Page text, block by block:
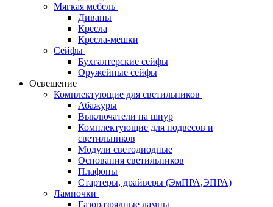
Мягкая мебель
Диваны
Кресла
Кресла-мешки
Сейфы
Бухгалтерские сейфы
Оружейные сейфы
Освещение
Комплектующие для светильников
Абажуры
Выключатели на шнур
Комплектующие для подвесов и
светильников
Модули светодиодные
Основания светильников
Плафоны
Стартеры, драйверы (ЭмПРА,ЭПРА)
Лампочки
Газоразрядные лампы